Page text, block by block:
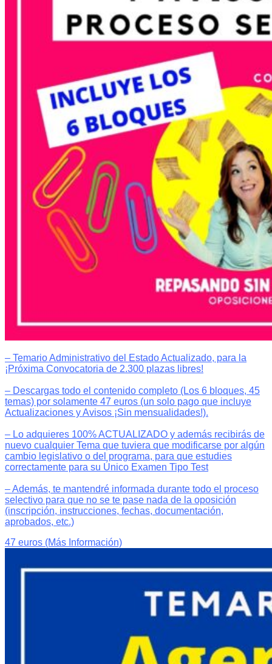
– Temario Administrativo del Estado Actualizado, para la
¡Próxima Convocatoria de 2.300 plazas libres!
– Descargas todo el contenido completo (Los 6 bloques, 45
temas) por solamente 47 euros (un solo pago que incluye
Actualizaciones y Avisos ¡Sin mensualidades!).
– Lo adquieres 100% ACTUALIZADO y además recibirás de
nuevo cualquier Tema que tuviera que modificarse por algún
cambio legislativo o del programa, para que estudies
correctamente para su Único Examen Tipo Test
– Además, te mantendré informada durante todo el proceso
selectivo para que no se te pase nada de la oposición
(inscripción, instrucciones, fechas, documentación,
aprobados, etc.)
47 euros (Más Información)